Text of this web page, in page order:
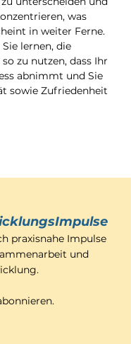
was
in weiter Ferne.
lernen, die
zu nutzen, dass Ihr
abnimmt und Sie
sowie Zufriedenheit
praxisnahe Impulse
und